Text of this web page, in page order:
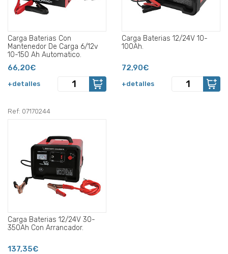
Carga Baterias Con
Mantenedor De Carga 6/12v
10-150 Ah Automatico.
66,20€
+detalles
Carga Baterias 12/24V 10-
100Ah.
72,90€
+detalles
Ref: 07170244
Carga Baterias 12/24V 30-
350Ah Con Arrancador.
137,35€